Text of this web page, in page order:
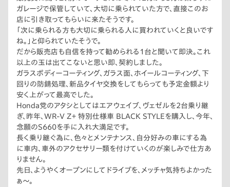
ガレージで保管していて、大切に乗られていた方で、直接このお
店に引き取ってもらいに来たそうです。
「次に乗られる方も大切に乗られる人に買われていくと良いです
ね。」と仰られていたそうで。
だから販売店も自信を持って勧められる1台と聞いて即決。これ
以上の玉は出てこないと思い即、契約しました。
ガラスボディーコーティング、ガラス面、ホイールコーティング、下
回りの防錆処理、新品タイヤ交換をしてもらっても予定金額より
安く上がって最高でした。
Honda党のアタシとしてはエアウェイブ、ヴェゼルを2台乗り継
ぎ、昨年、WR-V Z＋ 特別仕様車 BLACK STYLEを購入し、今年、
念願のS660を手に入れ大満足です。
長く乗り継ぐ為に、色々とメンテナンス、自分好みの車にする為
に車内、車外のアクセサリー類を付けていくのが楽しみで仕方あ
りません。
先日、ようやくオープンにしてドライブを、メッチャ気持ちよかった
ぁ〜。